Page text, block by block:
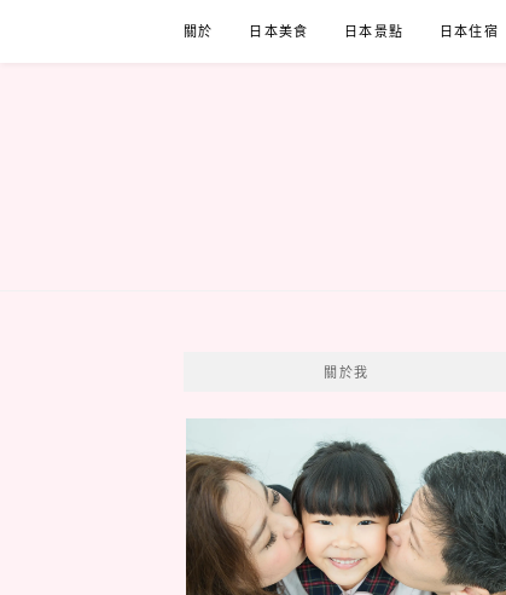
關於 日本美食 日本景點 日本住宿
關於我